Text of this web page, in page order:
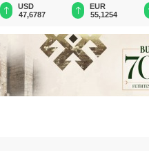
USD
47,6787
EUR
55,1254